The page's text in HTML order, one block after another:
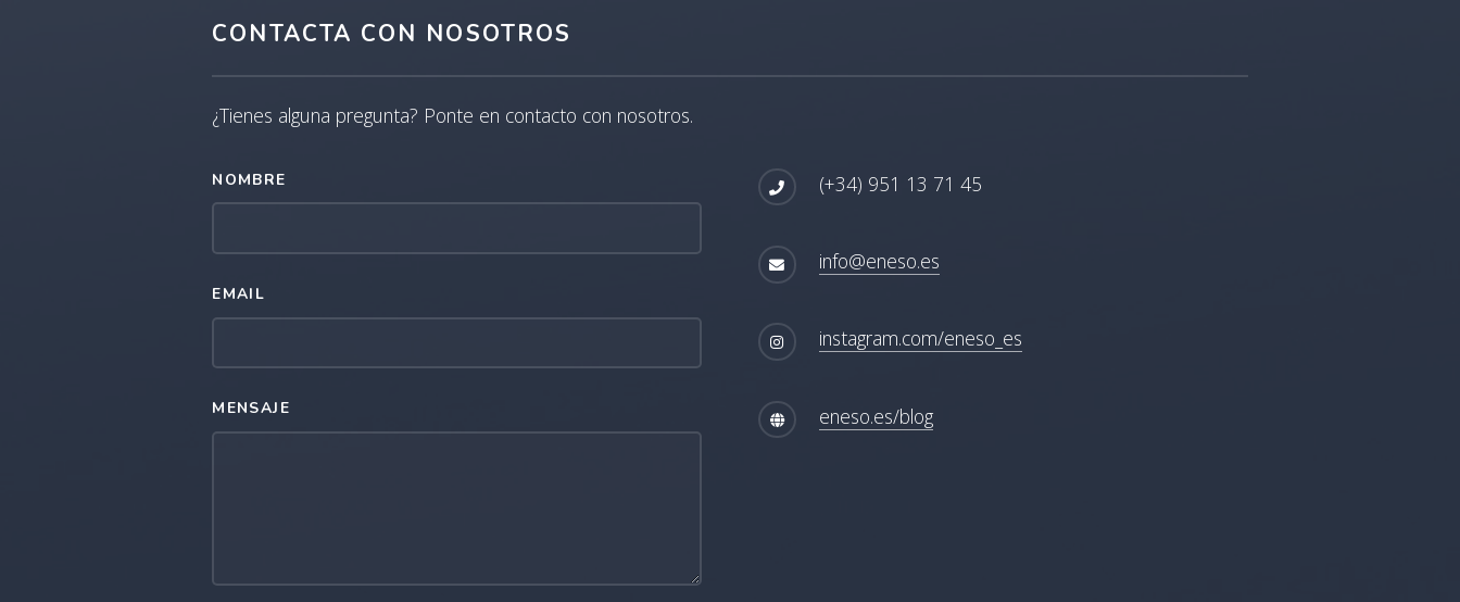
CONTACTA CON NOSOTROS
¿Tienes alguna pregunta? Ponte en contacto con nosotros.
NOMBRE
EMAIL
MENSAJE
(+34) 951 13 71 45
info@eneso.es
instagram.com/eneso_es
eneso.es/blog